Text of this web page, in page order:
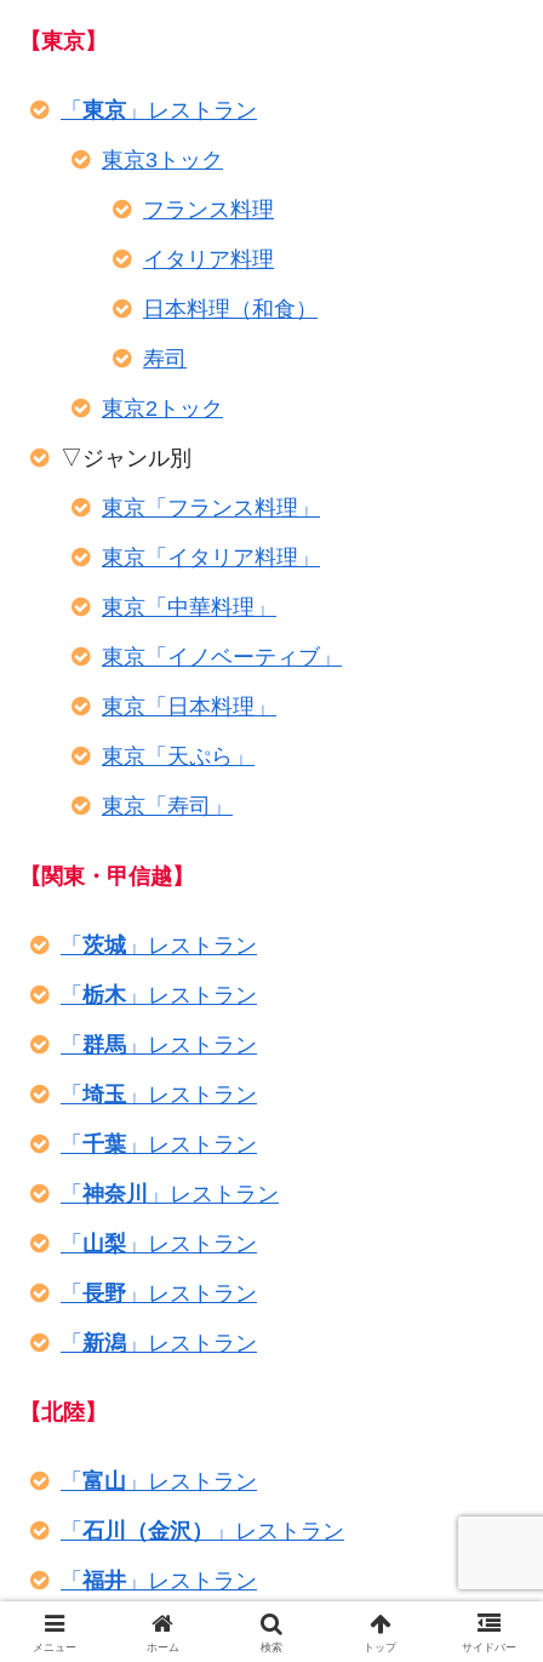
【東京】
「 東京 」レストラン
東京3トック
フランス料理
イタリア料理
日本料理（和食）
寿司
東京2トック
▽ジャンル別
東京「フランス料理」
東京「イタリア料理」
東京「中華料理」
東京「イノベーティブ」
東京「日本料理」
東京「天ぷら」
東京「寿司」
【関東・甲信越】
「 茨城 」レストラン
「 栃木」レストラン
「 群馬 」レストラン
「埼玉 」レストラン
「 千葉 」レストラン
「 神奈川 」レストラン
「 山梨 」レストラン
「 長野 」レストラン
「 新潟 」レストラン
【北陸】
「 富山 」レストラン
「 石川（金沢） 」レストラン
「 福井 」レストラン
【東海】
メニュー ホーム 検索 トップ サイドバー